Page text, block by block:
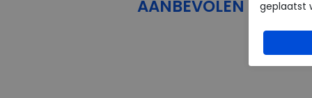
AANBEVOLEN
geplaatst